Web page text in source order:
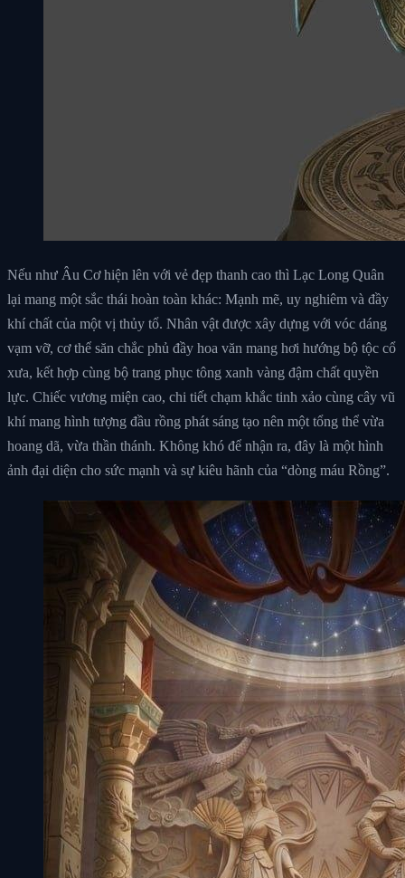
Nếu như Âu Cơ hiện lên với vẻ đẹp thanh cao thì Lạc Long Quân
lại mang một sắc thái hoàn toàn khác: Mạnh mẽ, uy nghiêm và đầy
khí chất của một vị thủy tổ. Nhân vật được xây dựng với vóc dáng
vạm vỡ, cơ thể săn chắc phủ đầy hoa văn mang hơi hướng bộ tộc cổ
xưa, kết hợp cùng bộ trang phục tông xanh vàng đậm chất quyền
lực. Chiếc vương miện cao, chi tiết chạm khắc tinh xảo cùng cây vũ
khí mang hình tượng đầu rồng phát sáng tạo nên một tổng thể vừa
hoang dã, vừa thần thánh. Không khó để nhận ra, đây là một hình
ảnh đại diện cho sức mạnh và sự kiêu hãnh của “dòng máu Rồng”.